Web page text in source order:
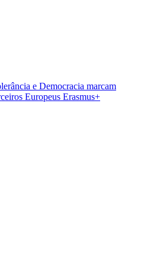
e Democracia marcam
Europeus Erasmus+